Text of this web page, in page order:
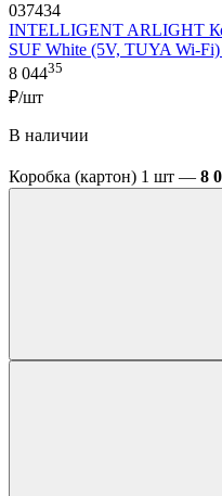
037434
INTELLIGENT ARLIGHT
SUF White (5V, TUYA Wi-
8 04435
₽/шт
В наличии
Коробка (картон) 1 шт — 8